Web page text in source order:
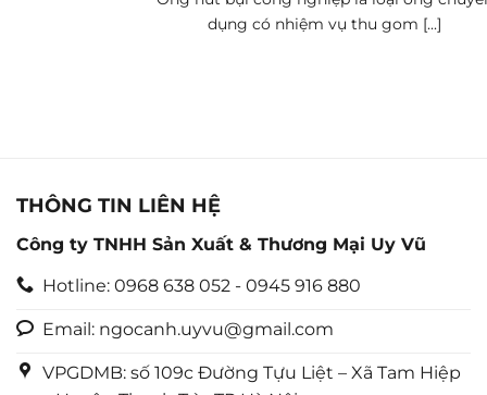
dụng có nhiệm vụ thu gom [...]
THÔNG TIN LIÊN HỆ
Công ty TNHH Sản Xuất & Thương Mại Uy Vũ
Hotline: 0968 638 052 - 0945 916 880
Email: ngocanh.uyvu@gmail.com
VPGDMB: số 109c Đường Tựu Liệt – Xã Tam Hiệp